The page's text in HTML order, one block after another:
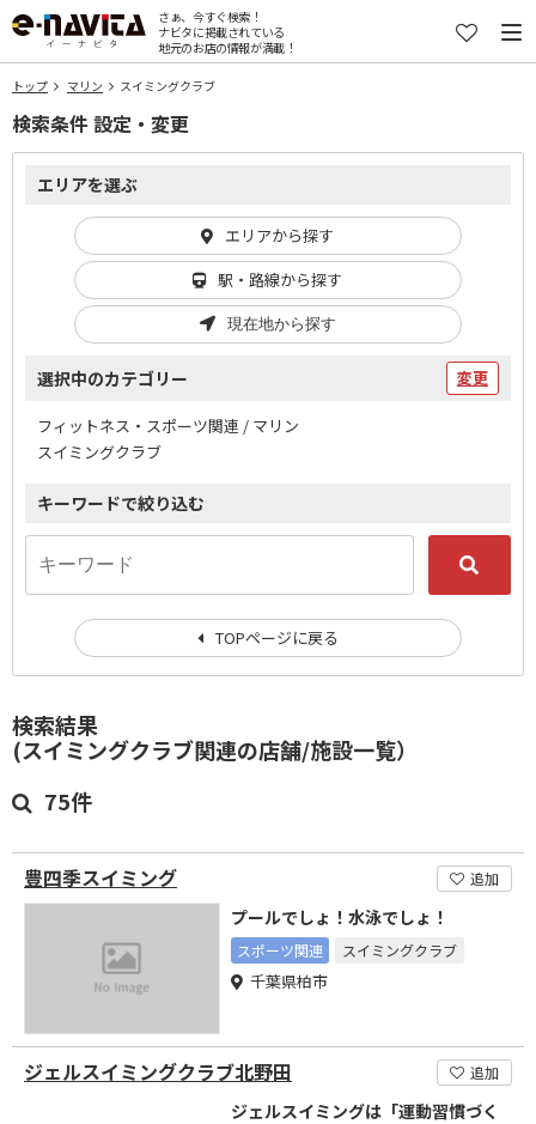
さぁ、今すぐ検索！
ナビタに掲載されている
地元のお店の情報が満載！
トップ マリン スイミングクラブ
検索結果
(スイミングクラブ関連の店舗/施設一覧）
75件
豊四季スイミング 追加
プールでしょ！水泳でしょ！
スポーツ関連 スイミングクラブ
千葉県柏市
ジェルスイミングクラブ北野田 追加
ジェルスイミングは「運動習慣づく
検索条件 設定・変更
エリアを選ぶ
エリアから探す
駅・路線から探す
現在地から探す
選択中のカテゴリー 変更
フィットネス・スポーツ関連 / マリン
スイミングクラブ
キーワードで絞り込む
TOPページに戻る